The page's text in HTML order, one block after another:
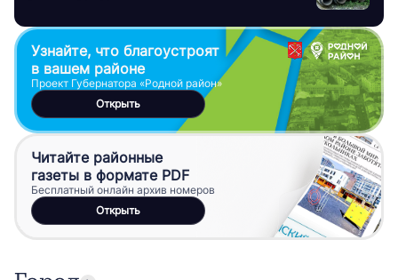
Узнайте, что благоустроят
в вашем районе
Проект Губернатора «Родной район»
Открыть
Читайте районные
газеты в формате PDF
Бесплатный онлайн архив номеров
Открыть